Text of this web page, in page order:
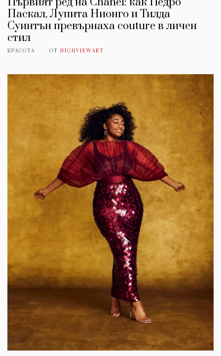
Паскал, Лупита Нионго и Тилда
Суинтън превърнаха couture в личен
стил
КРАСОТА ОТ HIGHVIEWART